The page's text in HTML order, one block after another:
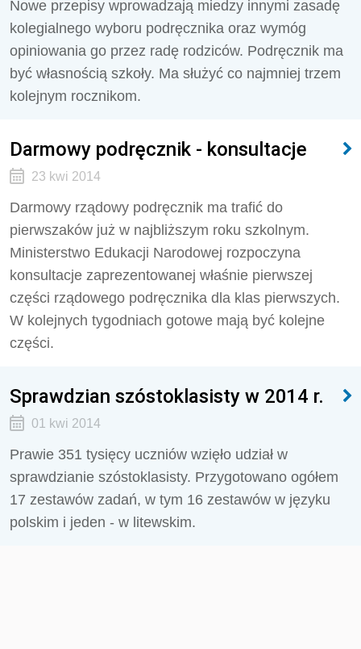
Nowe przepisy wprowadzają miedzy innymi zasadę
kolegialnego wyboru podręcznika oraz wymóg
opiniowania go przez radę rodziców. Podręcznik ma
być własnością szkoły. Ma służyć co najmniej trzem
kolejnym rocznikom.
Darmowy podręcznik - konsultacje
23 kwi 2014
Darmowy rządowy podręcznik ma trafić do
pierwszaków już w najbliższym roku szkolnym.
Ministerstwo Edukacji Narodowej rozpoczyna
konsultacje zaprezentowanej właśnie pierwszej
części rządowego podręcznika dla klas pierwszych.
W kolejnych tygodniach gotowe mają być kolejne
części.
Sprawdzian szóstoklasisty w 2014 r.
01 kwi 2014
Prawie 351 tysięcy uczniów wzięło udział w
sprawdzianie szóstoklasisty. Przygotowano ogółem
17 zestawów zadań, w tym 16 zestawów w języku
polskim i jeden - w litewskim.